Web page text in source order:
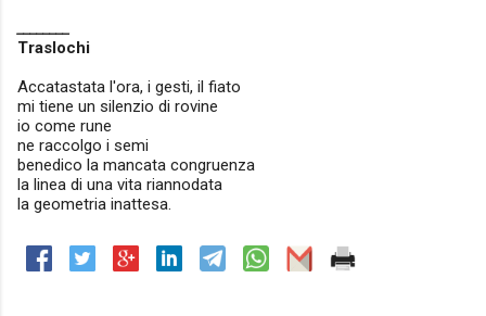
________
Traslochi
Accatastata l'ora, i gesti, il fiato
mi tiene un silenzio di rovine
io come rune
ne raccolgo i semi
benedico la mancata congruenza
la linea di una vita riannodata
la geometria inattesa.